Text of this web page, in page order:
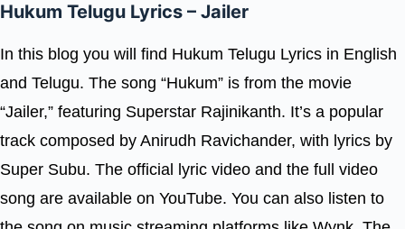
Hukum Telugu Lyrics – Jailer
In this blog you will find Hukum Telugu Lyrics in English
and Telugu. The song “Hukum” is from the movie
“Jailer,” featuring Superstar Rajinikanth. It’s a popular
track composed by Anirudh Ravichander, with lyrics by
Super Subu. The official lyric video and the full video
song are available on YouTube. You can also listen to